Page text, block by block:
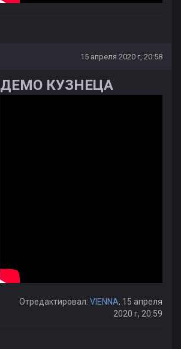
15 апреля 2020 г, 20:58
ДЕМО КУЗНЕЦА
Отредактировал: VIENNA, 15 апреля
2020 г, 20:59